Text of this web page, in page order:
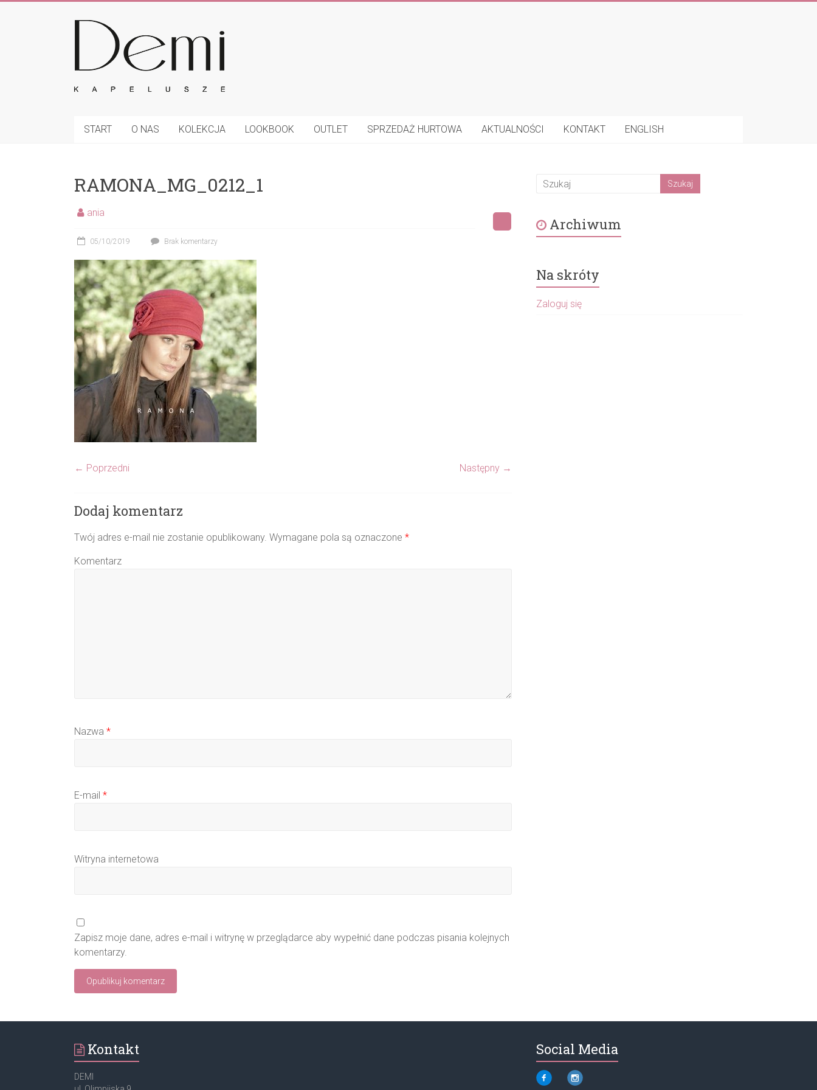
Demi
kapelusze
kapelusze
nakrycia
głowy
START O NAS KOLEKCJA LOOKBOOK OUTLET SPRZEDAŻ HURTOWA AKTUALNOŚCI KONTAKT ENGLISH
RAMONA_MG_0212_1
ania
05/10/2019 Brak komentarzy
← Poprzedni Następny →
Dodaj komentarz
Twój adres e-mail nie zostanie opublikowany. Wymagane pola są oznaczone *
Komentarz
Nazwa *
E-mail *
Witryna internetowa
Zapisz moje dane, adres e-mail i witrynę w przeglądarce aby wypełnić dane podczas pisania kolejnych
komentarzy.
Archiwum
Na skróty
Zaloguj się
Kontakt
DEMI
Social Media